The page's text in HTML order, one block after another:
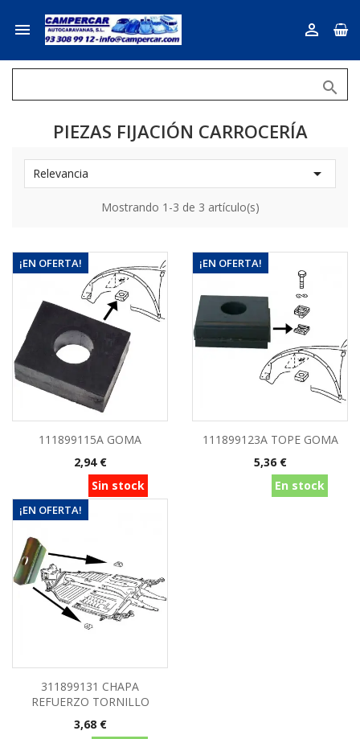
 

PIEZAS FIJACIÓN CARROCERÍA
Relevancia 
Mostrando 1-3 de 3 artículo(s)
¡EN OFERTA!
111899115A GOMA
Sin stock
Precio
2,94 €
¡EN OFERTA!
111899123A TOPE GOMA
En stock
Precio
5,36 €
¡EN OFERTA!
311899131 CHAPA
REFUERZO TORNILLO
Precio
3,68 €